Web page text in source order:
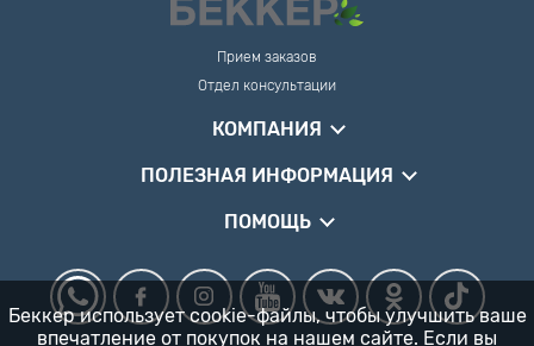
Прием заказов
Отдел консультации
КОМПАНИЯ
ПОЛЕЗНАЯ ИНФОРМАЦИЯ
ПОМОЩЬ
Беккер использует cookie-файлы, чтобы улучшить ваше
впечатление от покупок на нашем сайте. Если вы